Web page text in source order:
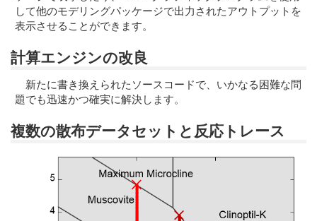
して他のモデリングパッケージで出力されたアウトプットを
表示させることができます。
計算エンジンの改良
新たに書き換えられたソースコードで、いかなる困難な問
題でも迅速かつ確実に解決します。
複数の散布データセットと反応トレース